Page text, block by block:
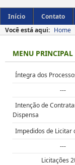
Início
Contato
Você está aqui: Home
MENU PRINCIPAL
Íntegra dos
---
Intenção de
Dispensa
Impedidos de Licitar
---
Licitações